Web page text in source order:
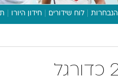
הנבחרות לוח שידורים חידון היורו